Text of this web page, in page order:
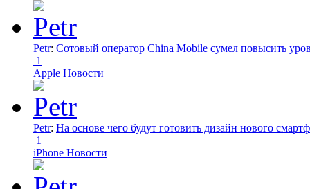
Petr: Сотовый оператор China Mobile сумел повысить
1
Apple Новости
Petr: На основе чего будут готовить дизайн нового
1
iPhone Новости